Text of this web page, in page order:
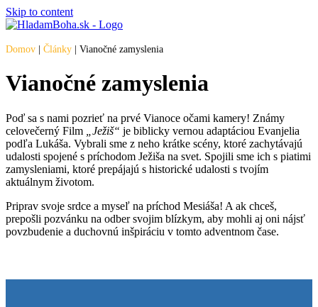
Skip to content
Domov Články Vianočné zamyslenia
Vianočné zamyslenia
Poď sa s nami pozrieť na prvé Vianoce očami kamery! Známy
celovečerný Film
„Ježiš“ je biblicky vernou adaptáciou Evanjelia
podľa Lukáša. Vybrali sme z neho krátke scény, ktoré zachytávajú
udalosti spojené s príchodom Ježiša na svet. Spojili sme ich s piatimi
zamysleniami, ktoré prepájajú s historické udalosti s tvojím
aktuálnym životom.
Priprav svoje srdce a myseľ na príchod Mesiáša! A ak chceš,
prepošli pozvánku na odber svojim blízkym, aby mohli aj oni nájsť
povzbudenie a duchovnú inšpiráciu v tomto adventnom čase.